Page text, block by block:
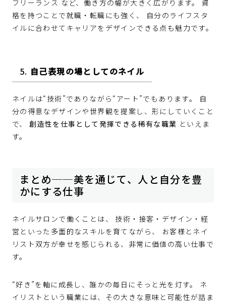
フリーランス など、働き方の幅が大きく広がります。 資
格を持つことで就職・転職にも強く、 自分のライフスタ
イルに合わせてキャリアをデザインできる点も魅力です。
5. 自己表現の場としてのネイル
ネイルは“技術”でありながら“アート”でもあります。 自
分の得意なデザインや世界観を提案し、形にしていくこと
で、 創造性を仕事として発揮できる稀有な職業 といえま
す。
まとめ──美を通じて、人と自分を豊
かにする仕事
ネイルサロンで働くことは、 技術・接客・デザイン・経
営といった多面的なスキルを育てながら、 お客様とネイ
リスト双方が幸せを感じられる、非常に価値の高い仕事で
す。
“好き”を軸に成長し、誰かの毎日にそっと光を灯す。 ネ
イリストという職業には、その大きな意味と可能性が詰ま